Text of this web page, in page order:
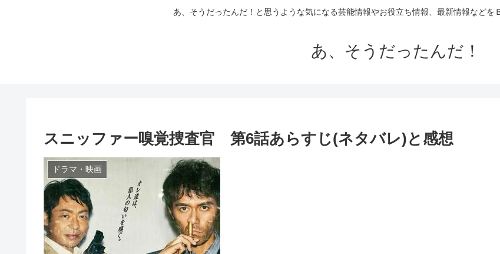
あ、そうだったんだ！と思うような気になる芸能情報やお役立ち情報、最新情報などを
あ、そうだったんだ！
スニッファー嗅覚捜査官 第6話あらすじ(ネタバレ)と感想
ドラマ・映画